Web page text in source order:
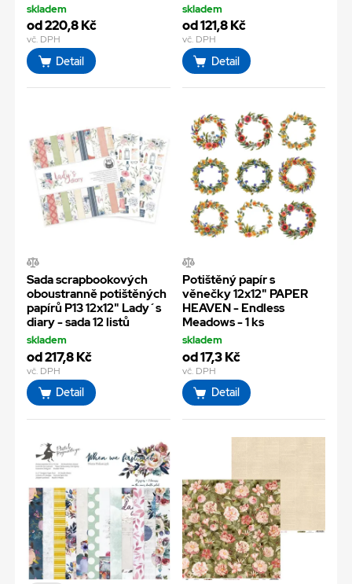
skladem
od 220,8 Kč
vč. DPH
Detail
skladem
od 121,8 Kč
vč. DPH
Detail
Sada scrapbookových
oboustranně potištěných
papírů P13 12x12" Lady´s
diary - sada 12 listů
skladem
od 217,8 Kč
vč. DPH
Detail
Potištěný papír s
věnečky 12x12" PAPER
HEAVEN - Endless
Meadows - 1 ks
skladem
od 17,3 Kč
vč. DPH
Detail